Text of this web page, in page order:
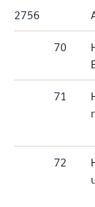
2756
70
71
72